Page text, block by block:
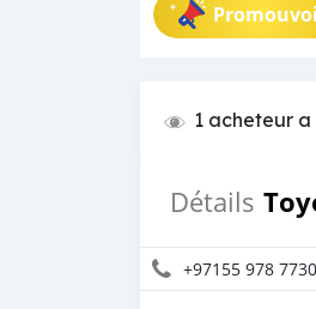
1 acheteur
Détails
+97155 978 7730